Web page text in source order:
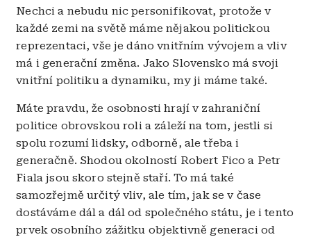
Nechci a nebudu nic personifikovat, protože v
každé zemi na světě máme nějakou politickou
reprezentaci, vše je dáno vnitřním vývojem a vliv
má i generační změna. Jako Slovensko má svoji
vnitřní politiku a dynamiku, my ji máme také.
Máte pravdu, že osobnosti hrají v zahraniční
politice obrovskou roli a záleží na tom, jestli si
spolu rozumí lidsky, odborně, ale třeba i
generačně. Shodou okolností Robert Fico a Petr
Fiala jsou skoro stejně staří. To má také
samozřejmě určitý vliv, ale tím, jak se v čase
dostáváme dál a dál od společného státu, je i tento
prvek osobního zážitku objektivně generaci od